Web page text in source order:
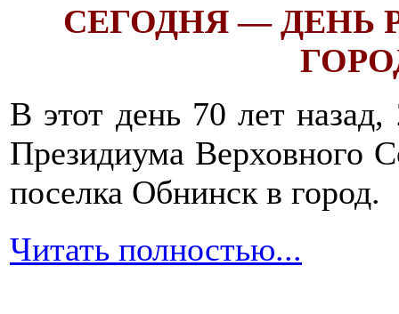
СЕГОДНЯ — ДЕНЬ
В этот день 70 лет
Президиума Верховного
поселка Обнинск в город.
Читать полностью...